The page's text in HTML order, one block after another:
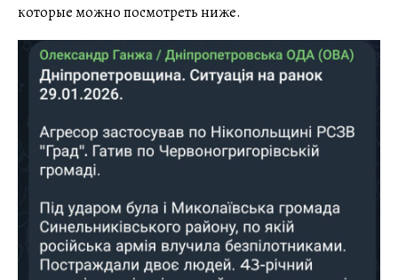
которые можно посмотреть ниже.